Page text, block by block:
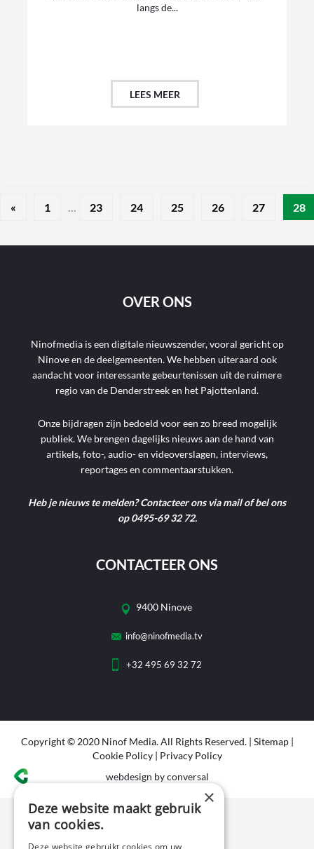
langs de...
LEES MEER
« 1 23 24 25 26 27 28
OVER ONS
Ninofmedia is een digitale nieuwszender, vooral gericht op
Ninove en de deelgemeenten. We hebben uiteraard ook
aandacht voor interessante gebeurtenissen uit de ruimere
regio van de Denderstreek en het Pajottenland.
Onze bijdragen zijn bedoeld voor een zo breed mogelijk
publiek. We brengen dagelijks nieuws aan de hand van
artikels, foto-, audio- en videoverslagen, interviews,
reportages en commentaarstukken.
Heb je nieuws te melden? Contacteer ons via mail of bel ons
op 0495-69 32 72.
CONTACTEER ONS
9400 Ninove
info@ninofmedia.tv
+32 495 69 32 72
Copyright © 2020 Ninof Media. All Rights Reserved. | Sitemap|
Cookie Policy| Privacy Policy
webdesign by conversal
×
Deze website maakt gebruik
van cookies.
Deze website gebruikt cookies om uw